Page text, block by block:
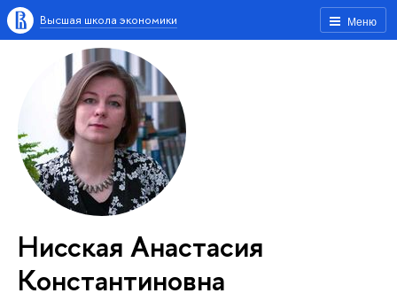
Меню
Высшая школа экономики
Нисская Анастасия
Константиновна